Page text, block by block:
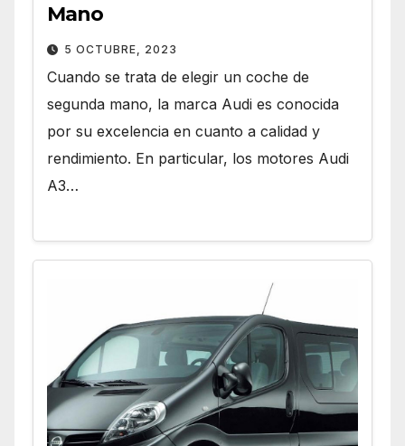
Mano
5 OCTUBRE, 2023
Cuando se trata de elegir un coche de
segunda mano, la marca Audi es conocida
por su excelencia en cuanto a calidad y
rendimiento. En particular, los motores Audi
A3…